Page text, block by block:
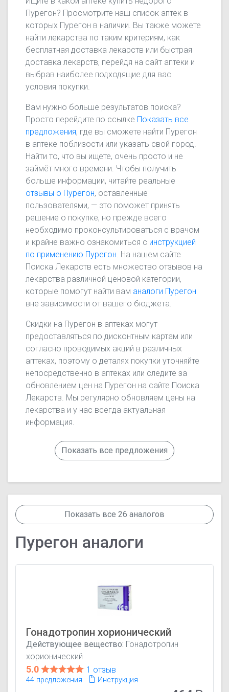
Пурегон? Просмотрите наш список аптек в
которых Пурегон в наличии. Вы также можете
найти лекарства по таким критериям, как
бесплатная доставка лекарств или быстрая
доставка лекарств, перейдя на сайт аптеки и
выбрав наиболее подходящие для вас
условия покупки.
Вам нужно больше результатов поиска?
Просто перейдите по ссылке Показать все
предложения, где вы сможете найти Пурегон
в аптеке поблизости или указать свой город.
Найти то, что вы ищете, очень просто и не
займёт много времени. Чтобы получить
больше информации, читайте реальные
отзывы о Пурегон, оставленные
пользователями, — это поможет принять
решение о покупке, но прежде всего
необходимо проконсультироваться с врачом
и крайне важно ознакомиться с инструкцией
по применению Пурегон . На нашем сайте
Поиска Лекарств есть множество отзывов на
лекарства различной ценовой категории,
которые помогут найти вам аналоги Пурегон
вне зависимости от вашего бюджета.
Скидки на Пурегон в аптеках могут
предоставляться по дисконтным картам или
согласно проводимых акций в различных
аптеках, поэтому о деталях покупки уточняйте
непосредственно в аптеках или следите за
обновлением цен на Пурегон на сайте Поиска
Лекарств. Мы регулярно обновляем цены на
лекарства и у нас всегда актуальная
информация.
Показать все предложения
Показать все 26 аналогов
Пурегон аналоги
Гонадотропин хорионический
Действующее вещество: Гонадотропин
хорионический
5.0 1 отзыв
44 предложения Инструкция